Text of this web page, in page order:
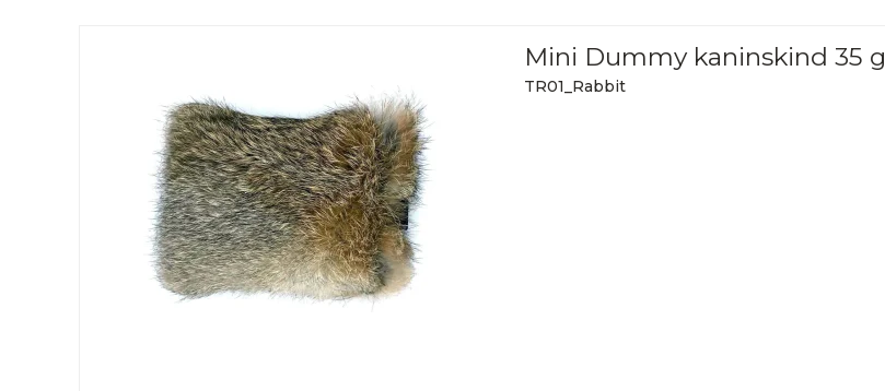
Mini Dummy kaninskind 35 g
TR01_Rabbit